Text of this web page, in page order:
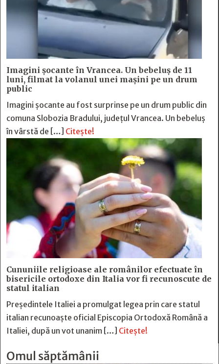
Imagini șocante în Vrancea. Un bebeluș de 11
luni, filmat la volanul unei mașini pe un drum
public
Imagini șocante au fost surprinse pe un drum public din
comuna Slobozia Bradului, județul Vrancea. Un bebeluș
în vârstă de […] Citește!
Cununiile religioase ale românilor efectuate în
bisericile ortodoxe din Italia vor fi recunoscute de
statul italian
Președintele Italiei a promulgat legea prin care statul
italian recunoaște oficial Episcopia Ortodoxă Română a
Italiei, după un vot unanim […] Citește!
Omul săptămânii